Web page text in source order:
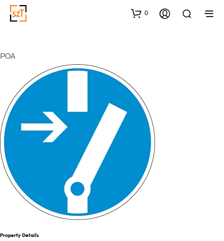
0
POA
Property Details